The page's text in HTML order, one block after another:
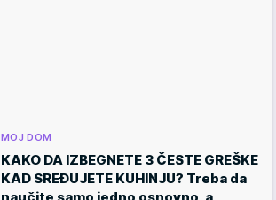
MOJ DOM
KAKO DA IZBEGNETE 3 ČESTE GREŠKE
KAD SREĐUJETE KUHINJU? Treba da
naučite samo jedno osnovno, a